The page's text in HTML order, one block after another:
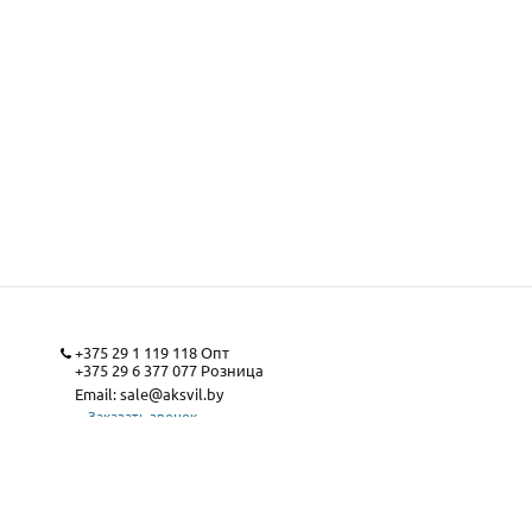
+375 29 1 119 118Опт
+375 29 6 377 077Розница
Email:sale@aksvil.by
Заказать звонок